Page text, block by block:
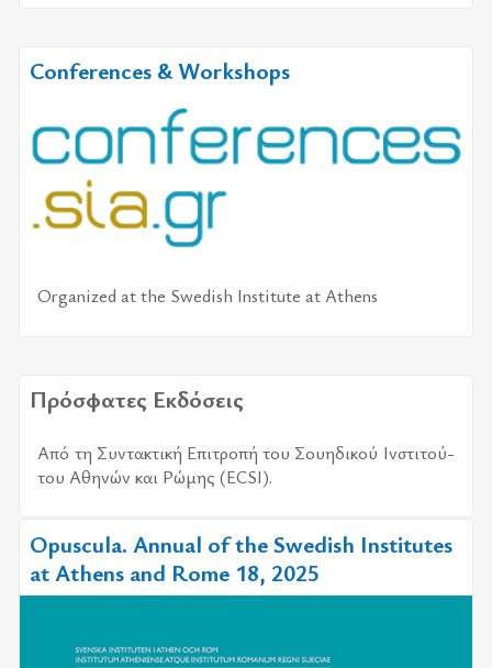
Conferences & Workshops
Organized at the Swedish Institute at Athens
Πρόσφατες Εκδόσεις
Από τη Συντα­κτι­κή Επι­τρο­πή του Σου­η­δι­κού Ινστι­τού­
του Αθη­νών και Ρώμης (ECSI).
Opuscula. Annual of the Swedish Institutes
at Athens and Rome 18, 2025